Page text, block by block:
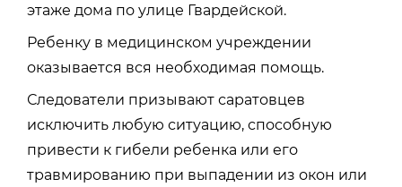
этаже дома по улице Гвардейской.
Ребенку в медицинском учреждении
оказывается вся необходимая помощь.
Следователи призывают саратовцев
исключить любую ситуацию, способную
привести к гибели ребенка или его
травмированию при выпадении из окон или